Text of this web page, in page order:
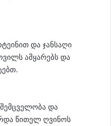
და ჯანსაღი
ამყარებს და
და
წითელ ღვინოს